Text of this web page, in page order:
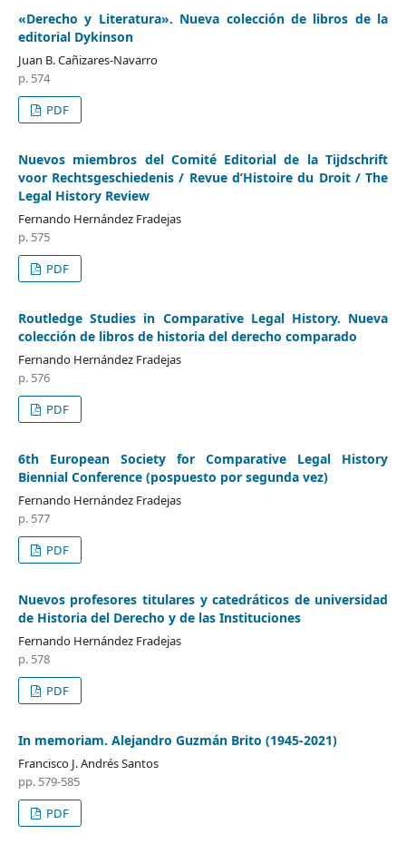
«Derecho y Literatura». Nueva colección de libros de la
editorial Dykinson
Juan B. Cañizares-Navarro
p. 574
PDF
Nuevos miembros del Comité Editorial de la Tijdschrift
voor Rechtsgeschiedenis / Revue d’Histoire du Droit / The
Legal History Review
Fernando Hernández Fradejas
p. 575
PDF
Routledge Studies in Comparative Legal History. Nueva
colección de libros de historia del derecho comparado
Fernando Hernández Fradejas
p. 576
PDF
6th European Society for Comparative Legal History
Biennial Conference (pospuesto por segunda vez)
Fernando Hernández Fradejas
p. 577
PDF
Nuevos profesores titulares y catedráticos de universidad
de Historia del Derecho y de las Instituciones
Fernando Hernández Fradejas
p. 578
PDF
In memoriam. Alejandro Guzmán Brito (1945-2021)
Francisco J. Andrés Santos
pp. 579-585
PDF